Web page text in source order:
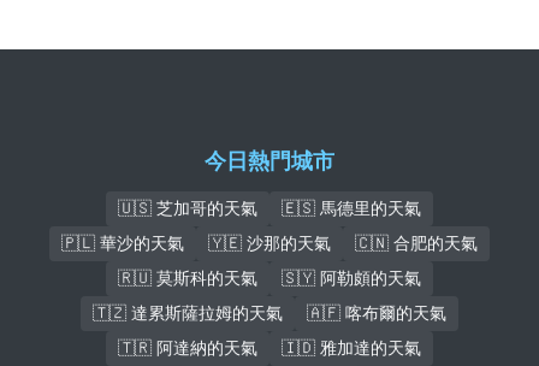
今日熱門城市
🇺🇸 芝加哥的天氣
🇪🇸 馬德里的天氣
🇵🇱 華沙的天氣
🇾🇪 沙那的天氣
🇨🇳 合肥的天氣
🇷🇺 莫斯科的天氣
🇸🇾 阿勒頗的天氣
🇹🇿 達累斯薩拉姆的天氣
🇦🇫 喀布爾的天氣
🇹🇷 阿達納的天氣
🇮🇩 雅加達的天氣